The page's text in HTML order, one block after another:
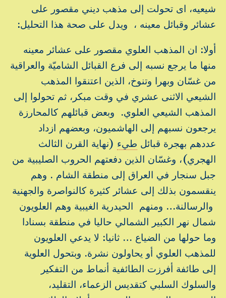
شيعيه، اى تحولت إلى مذهب ديني مقصور على
عشائر وقبائل معينه ، ويدل على صحة هذا التحليل:
أولا: ان المذهب العلوي مقصور على عشائر معينه
منها ما يرجع نسبه إلى فرع القبائل الشاميّة والعراقية
من غسّان وبهرا وتنوخ، الذين اعتنقوا المذهب
الشيعي الاثنى عشري في وقت مبكر، ثم تحولوا إلى
المذهب الشيعي العلوي. وبعض قبائلهم كالمحارزة
يرجعون نسبهم إلى الهاشميون، وبعضهم ازداد
عددهم بهجرة قبائل طيء (نهاية القرن الثالث
الهجري)، وغسّان الذين دفعتهم الحروب الصليبية من
جبل سنجار في العراق إلى منطقة الشام . وهم
ينقسمون بذلك إلى عشائر كثيرة كالنواصرة والجهنية
والرسالنة… ومنهم الحيدرية الغيبية وهم العلويون
شمال نهر الكبير الشمالي حاليا في منطقة بسنادا
وما حولها من الضياع … ثانيا: لا يدعي العلويون
للمذهب العلوي أو يحاولون نشرة. وبتحول العلوية
إلى طائفة أفرزت الطائفية أنماط من التفكير
والسلوك السلبي كتقديس الزعماء، التقليد،